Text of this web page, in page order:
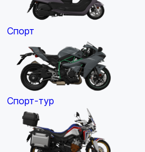
Спорт
Спорт-тур